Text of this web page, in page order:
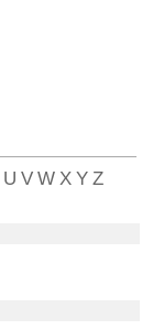
U V W X Y Z